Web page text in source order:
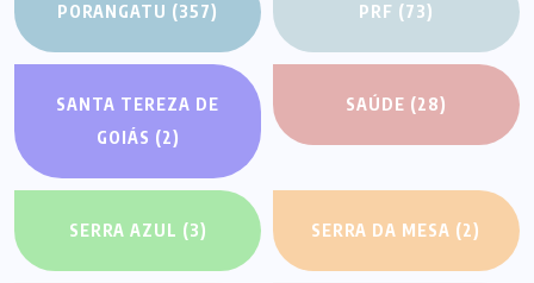
PORANGATU (357) PRF (73)
SANTA TEREZA DE
GOIÁS (2)
SAÚDE (28)
SERRA AZUL (3) SERRA DA MESA (2)